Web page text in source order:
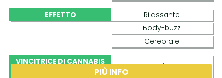
EFFETTO
Rilassante
Body-buzz
Cerebrale
VINCITRICE DI CANNABIS
Sì
PIÙ INFO